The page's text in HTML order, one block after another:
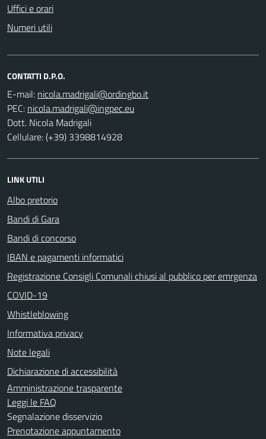
Uffici e orari
Numeri utili
CONTATTI D.P.O.
E-mail:
PEC:
Dott. Nicola Madrigali
Cellulare: (+39) 3398814928
LINK UTILI
Albo pretorio
Bandi di Gara
Bandi di concorso
IBAN e pagamenti informatici
Registrazione Consigli Comunali chiusi al pubblico per emrgenza
COVID-19
Whistleblowing
Informativa privacy
Note legali
Dichiarazione di accessibilità
Amministrazione trasparente
Leggi le FAQ
Segnalazione disservizio
Prenotazione appuntamento